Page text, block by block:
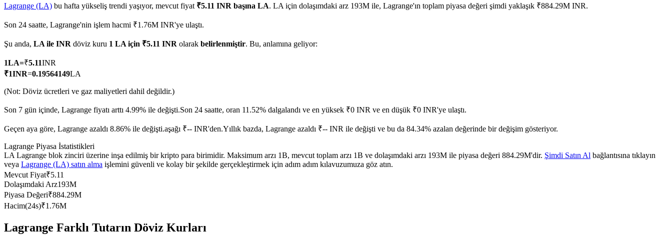
COIN-M Vadeli İşlemleri
Kripto Para Vadeli İşlemleri
Hisse senetleri, döviz, değerli metaller ve emtia türevleri
USDC Vadeli İşlemleri
Lagrange (LA) bu hafta yükseliş trendi yaşıyor, mevcut fiyat ₹5.11 INR başına LA. LA için dolaşımdaki arz 193M ile, Lagrange'ın toplam piyasa değeri şimdi yaklaşık ₹884.29M INR.
Son 24 saatte, Lagrange'nin işlem hacmi ₹1.76M INR'ye ulaştı.
Şu anda, LA ile INR döviz kuru 1 LA için ₹5.11 INR olarak belirlenmiştir. Bu, anlamına geliyor:
1LA=₹5.11INR
₹1INR=0.19564149LA
(Not: Döviz ücretleri ve gaz maliyetleri dahil değildir.)
Son 7 gün içinde, Lagrange fiyatı arttı 4.99% ile değişti.Son 24 saatte, oran 11.52% dalgalandı ve en yüksek ₹0 INR ve en düşük ₹0 INR'ye ulaştı.
Geçen aya göre, Lagrange azaldı 8.86% ile değişti.aşağı ₹-- INR'den.Yıllık bazda, Lagrange azaldı ₹-- INR ile değişti ve bu da 84.34% azalan değerinde bir değişim gösteriyor.
Lagrange Piyasa İstatistikleri
LA Lagrange blok zinciri üzerine inşa edilmiş bir kripto para birimidir. Maksimum arzı 1B, mevcut toplam arzı 1B ve dolaşımdaki arzı 193M ile piyasa değeri 884.29M'dir. Şimdi Satın Al bağlantısına tıklayın
veya Lagrange (LA) satın alma işlemini güvenli ve kolay bir şekilde gerçekleştirmek için adım adım kılavuzumuza göz atın.
Mevcut Fiyat₹5.11
Dolaşımdaki Arz193M
Piyasa Değeri₹884.29M
Hacim(24s)₹1.76M
Lagrange Farklı Tutarın Döviz Kurları